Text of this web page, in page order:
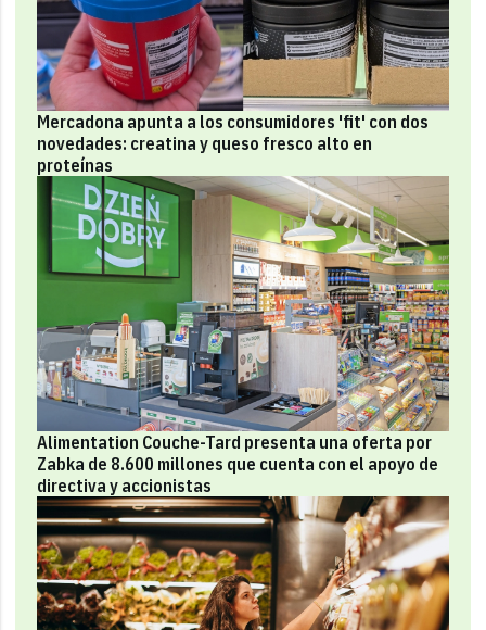
Mercadona apunta a los consumidores 'fit' con dos
novedades: creatina y queso fresco alto en
proteínas
Alimentation Couche-Tard presenta una oferta por
Zabka de 8.600 millones que cuenta con el apoyo de
directiva y accionistas